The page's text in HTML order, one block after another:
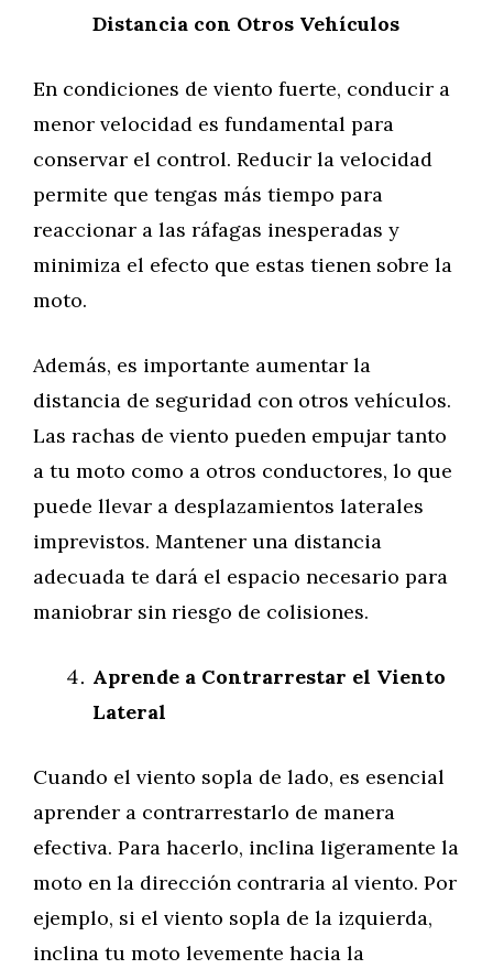
Distancia con Otros Vehículos
En condiciones de viento fuerte, conducir a
menor velocidad es fundamental para
conservar el control. Reducir la velocidad
permite que tengas más tiempo para
reaccionar a las ráfagas inesperadas y
minimiza el efecto que estas tienen sobre la
moto.
Además, es importante aumentar la
distancia de seguridad con otros vehículos.
Las rachas de viento pueden empujar tanto
a tu moto como a otros conductores, lo que
puede llevar a desplazamientos laterales
imprevistos. Mantener una distancia
adecuada te dará el espacio necesario para
maniobrar sin riesgo de colisiones.
Aprende a Contrarrestar el Viento
Lateral
Cuando el viento sopla de lado, es esencial
aprender a contrarrestarlo de manera
efectiva. Para hacerlo, inclina ligeramente la
moto en la dirección contraria al viento. Por
ejemplo, si el viento sopla de la izquierda,
inclina tu moto levemente hacia la